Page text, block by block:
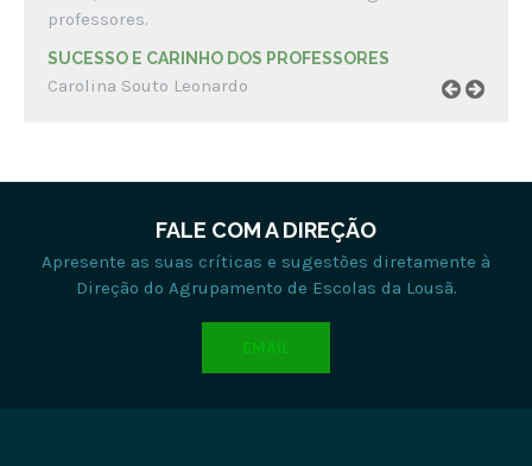
professores.
SUCESSO E CARINHO DOS PROFESSORES
Carolina Souto Leonardo
FALE COM A DIREÇÃO
Apresente as suas críticas e sugestões diretamente à
Direção do Agrupamento de Escolas da Lousã.
EMAIL